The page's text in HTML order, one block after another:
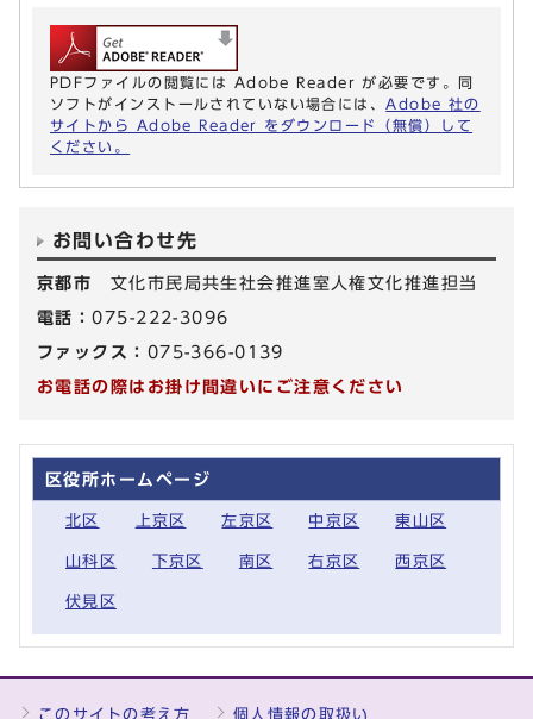
PDFファイルの閲覧には Adobe Reader が必要です。同
ソフトがインストールされていない場合には、 Adobe 社の
サイトから Adobe Reader をダウンロード（無償）して
ください。
お問い合わせ先
京都市 文化市民局共生社会推進室人権文化推進担当
電話：075-222-3096
ファックス： 075-366-0139
お電話の際はお掛け間違いにご注意ください
区役所ホームページ
北区 上京区 左京区 中京区 東山区
山科区 下京区 南区 右京区 西京区
伏見区
このサイトの考え方 個人情報の取扱い